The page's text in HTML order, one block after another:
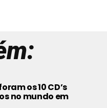
os 10 CD’s
no mundo em